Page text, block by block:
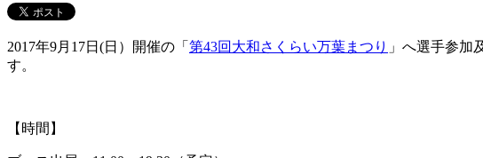
2017年9月17日(日）開催の「 第43回大和さくらい万葉まつり 」へ選手参加
す。
【時間】